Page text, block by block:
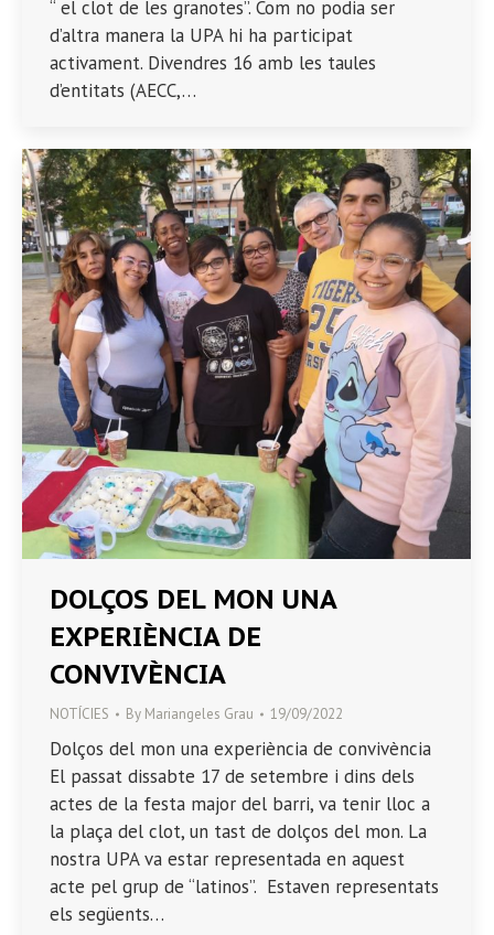
“ el clot de les granotes”. Com no podia ser
d’altra manera la UPA hi ha participat
activament. Divendres 16 amb les taules
d’entitats (AECC,…
DOLÇOS DEL MON UNA
EXPERIÈNCIA DE
CONVIVÈNCIA
NOTÍCIES By Mariangeles Grau 19/09/2022
Dolços del mon una experiència de convivència
El passat dissabte 17 de setembre i dins dels
actes de la festa major del barri, va tenir lloc a
la plaça del clot, un tast de dolços del mon. La
nostra UPA va estar representada en aquest
acte pel grup de “latinos”. Estaven representats
els següents…